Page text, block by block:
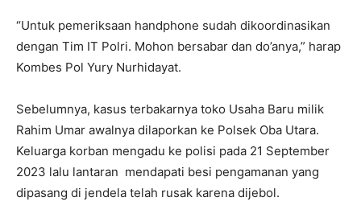
“Untuk pemeriksaan handphone sudah dikoordinasikan
dengan Tim IT Polri. Mohon bersabar dan do’anya,” harap
Kombes Pol Yury Nurhidayat.
Sebelumnya, kasus terbakarnya toko Usaha Baru milik
Rahim Umar awalnya dilaporkan ke Polsek Oba Utara.
Keluarga korban mengadu ke polisi pada 21 September
2023 lalu lantaran mendapati besi pengamanan yang
dipasang di jendela telah rusak karena dijebol.